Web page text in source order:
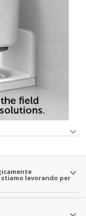
stiamo lavorando per